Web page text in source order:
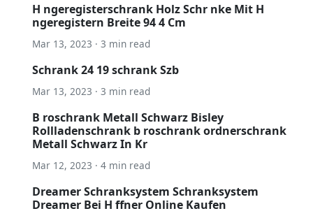
H ngeregisterschrank Holz Schr nke Mit H
ngeregistern Breite 94 4 Cm
Mar 13, 2023 · 3 min read
Schrank 24 19 schrank Szb
Mar 13, 2023 · 3 min read
B roschrank Metall Schwarz Bisley
Rollladenschrank b roschrank ordnerschrank
Metall Schwarz In Kr
Mar 12, 2023 · 4 min read
Dreamer Schranksystem Schranksystem
Dreamer Bei H ffner Online Kaufen